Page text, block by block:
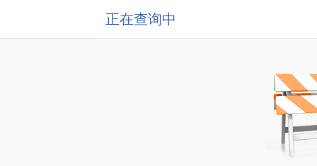
正在查询中